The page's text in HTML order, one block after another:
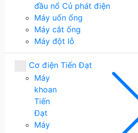
đầu nổ Củ phát điện
Máy uốn ống
Máy cắt ống
Máy đột lỗ
Cơ điện Tiến Đạt
Máy
khoan
Tiến
Đạt
Máy